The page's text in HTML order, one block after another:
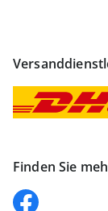
Finden Sie